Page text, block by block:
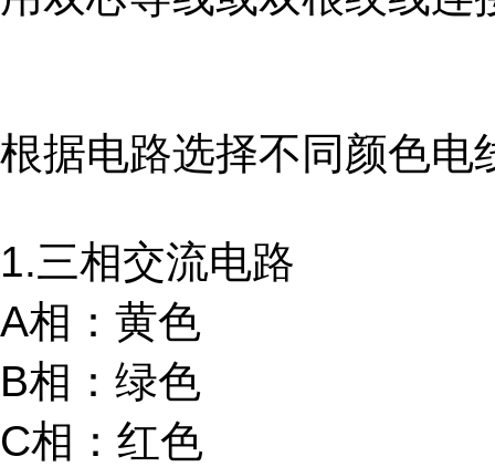
根据电路选择不同颜色电
1.三相交流电路
A相：黄色
B相：绿色
C相：红色